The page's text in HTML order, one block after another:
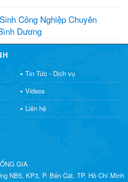
Công Nghiệp Chuyên
Dương
Tin Tức - Dịch vụ
Videos
Liên hệ
GIA
NB5, KP3, P. Bến Cát, TP. Hồ Chí Minh